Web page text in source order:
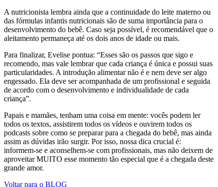
A nutricionista lembra ainda que a continuidade do leite materno ou
das fórmulas infantis nutricionais são de suma importância para o
desenvolvimento do bebê. Caso seja possível, é recomendável que o
aleitamento permaneça até os dois anos de idade ou mais.
Para finalizar, Evelise pontua: “Esses são os passos que sigo e
recomendo, mas vale lembrar que cada criança é única e possui suas
particularidades. A introdução alimentar não é e nem deve ser algo
engessado. Ela deve ser acompanhada de um profissional e seguida
de acordo com o desenvolvimento e individualidade de cada
criança”.
Papais e mamães, tenham uma coisa em mente: vocês podem ler
todos os textos, assistirem todos os vídeos e ouvirem todos os
podcasts sobre como se preparar para a chegada do bebê, mas ainda
assim as dúvidas irão surgir. Por isso, nossa dica crucial é:
informem-se e aconselhem-se com profissionais, mas não deixem de
aproveitar MUITO esse momento tão especial que é a chegada deste
grande amor.
Voltar para o BLOG